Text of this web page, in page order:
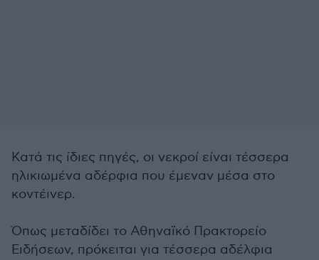
Κατά τις ίδιες πηγές, οι νεκροί είναι τέσσερα
ηλικιωμένα αδέρφια που έμεναν μέσα στο
κοντέινερ.
Όπως μεταδίδει το Αθηναϊκό Πρακτορείο
Ειδήσεων, πρόκειται για τέσσερα αδέλφια